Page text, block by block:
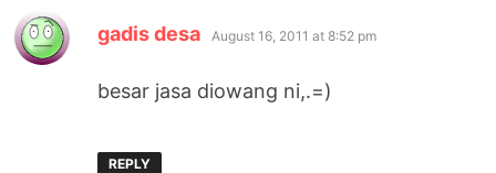
gadis desa says:
August 16, 2011 at 8:52 pm
besar jasa diowang ni,.=)
REPLY